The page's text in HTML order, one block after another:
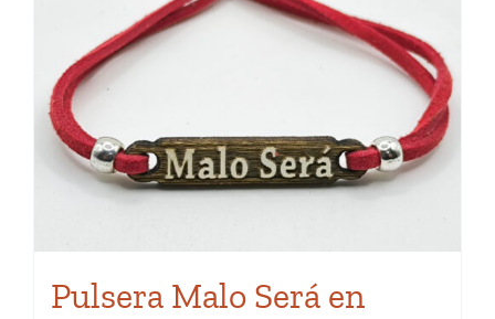
Las
elegir
en
la
producto
Pulsera Malo Será en